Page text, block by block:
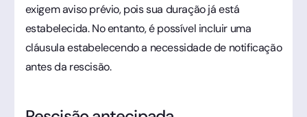
exigem aviso prévio, pois sua duração já está
estabelecida. No entanto, é possível incluir uma
cláusula estabelecendo a necessidade de notificação
antes da rescisão.